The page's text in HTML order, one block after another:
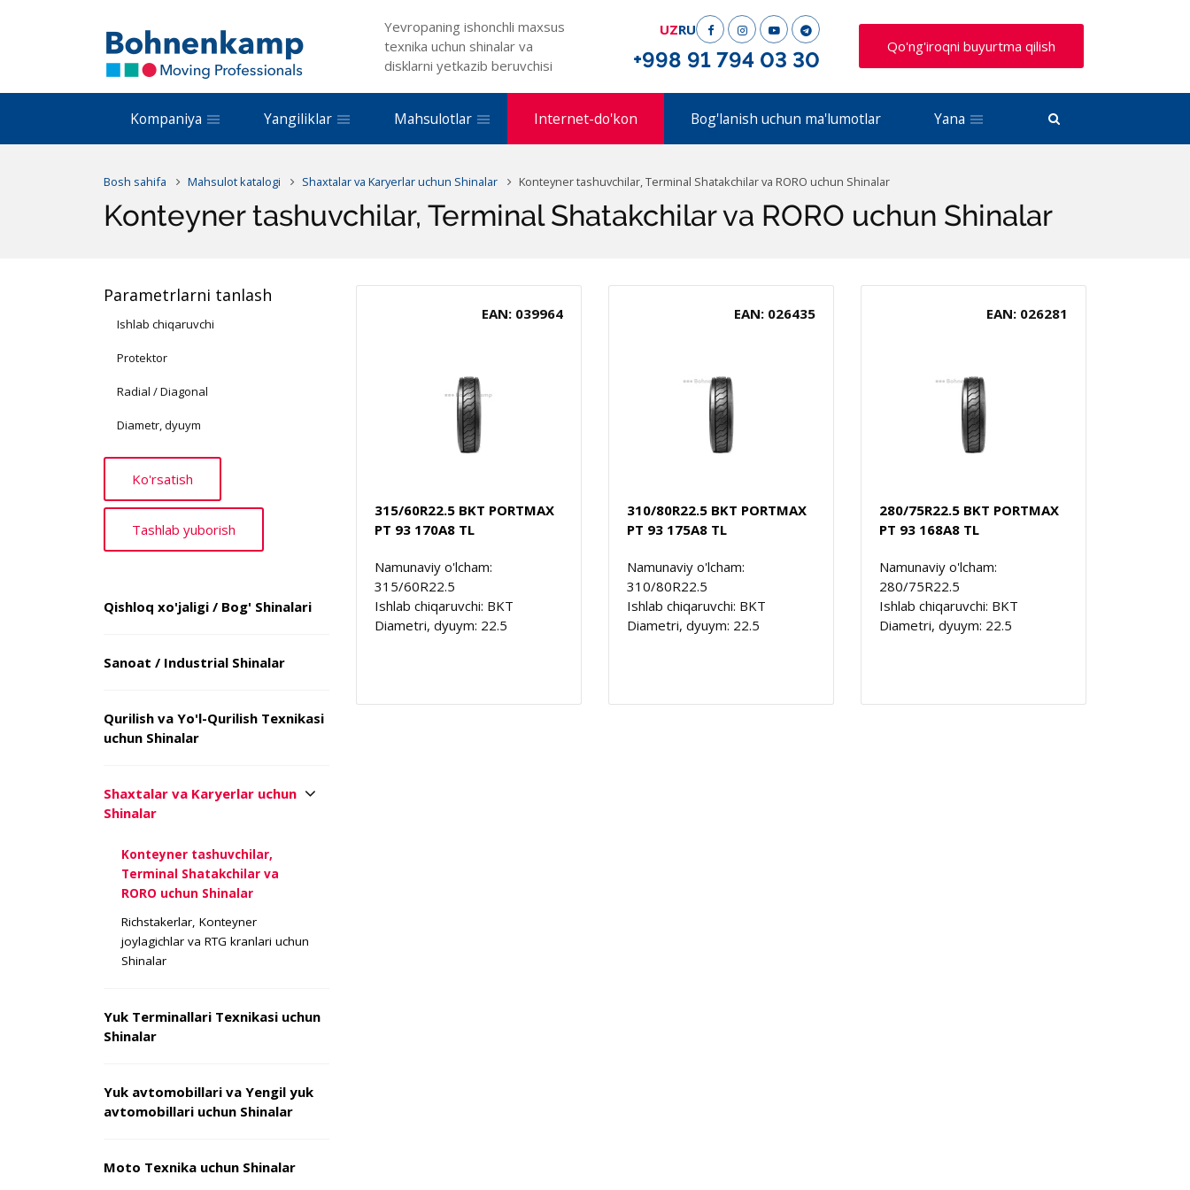
Yevropaning ishonchli maxsus
texnika uchun shinalar va
disklarni yetkazib beruvchisi
UZRU
+998 91 794 03 30
Qo'ng'iroqni buyurtma qilish
Kompaniya Yangiliklar Mahsulotlar Internet-do'kon Bog'lanish uchun ma'lumotlar Yana
Bosh sahifa Mahsulot katalogi Shaxtalar va Karyerlar uchun Shinalar Konteyner tashuvchilar, Terminal Shatakchilar va RORO uchun Shinalar
Konteyner tashuvchilar, Terminal Shatakchilar va RORO uchun Shinalar
Parametrlarni tanlash
Ishlab chiqaruvchi
Protektor
Radial / Diagonal
Diametr, dyuym
Qishloq xo'jaligi / Bog' Shinalari
Sanoat / Industrial Shinalar
Qurilish va Yo'l-Qurilish Texnikasi
uchun Shinalar
Shaxtalar va Karyerlar uchun
Shinalar
Konteyner tashuvchilar,
Terminal Shatakchilar va
RORO uchun Shinalar
Richstakerlar, Konteyner
joylagichlar va RTG kranlari uchun
Shinalar
Yuk Terminallari Texnikasi uchun
Shinalar
Yuk avtomobillari va Yengil yuk
avtomobillari uchun Shinalar
Moto Texnika uchun Shinalar
EAN: 039964
315/60R22.5 BKT PORTMAX
PT 93 170A8 TL
Namunaviy o'lcham:
315/60R22.5
Ishlab chiqaruvchi: BKT
Diametri, dyuym: 22.5
EAN: 026435
310/80R22.5 BKT PORTMAX
PT 93 175A8 TL
Namunaviy o'lcham:
310/80R22.5
Ishlab chiqaruvchi: BKT
Diametri, dyuym: 22.5
EAN: 026281
280/75R22.5 BKT PORTMAX
PT 93 168A8 TL
Namunaviy o'lcham:
280/75R22.5
Ishlab chiqaruvchi: BKT
Diametri, dyuym: 22.5